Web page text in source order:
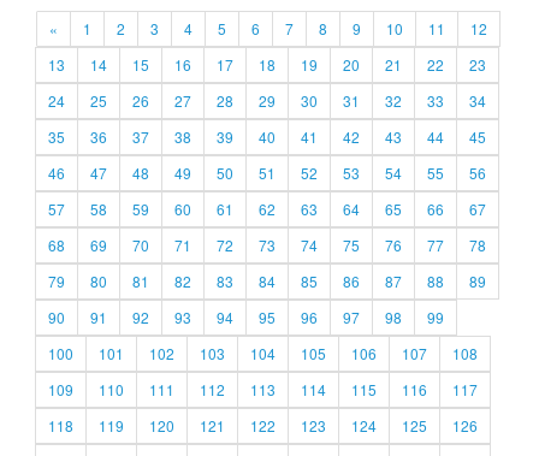
« 1 2 3 4 5 6 7 8 9 10 11
12
13
14 15 16 17 18 19 20 21 22
23
24
25 26 27 28 29 30 31 32 33
34
35
36 37 38 39 40 41 42 43 44
45
46
47 48 49 50 51 52 53 54 55
56
57
58 59 60 61 62 63 64 65 66
67
68
69 70 71 72 73 74 75 76 77
78
79
80 81 82 83 84 85 86 87 88
89
90
91 92 93 94 95 96 97 98
99
100
101 102 103 104 105 106 107
108
109
110 111 112 113 114 115 116
117
118
119 120 121 122 123 124 125
126